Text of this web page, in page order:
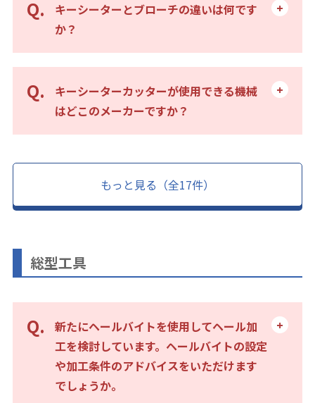
キーシーターとブローチの違いは何です
か？
キーシーターカッターが使用できる機械
はどこのメーカーですか？
もっと見る（全17件）
総型工具
新たにヘールバイトを使用してヘール加
工を検討しています。ヘールバイトの設定
や加工条件のアドバイスをいただけます
でしょうか。